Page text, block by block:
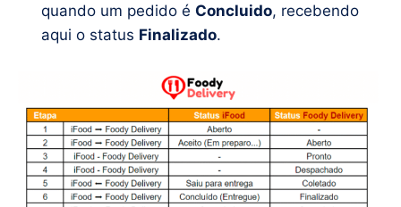
quando um pedido é Concluido, recebendo
aqui o status Finalizado.